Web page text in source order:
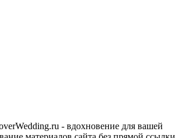
- вдохновение для вашей